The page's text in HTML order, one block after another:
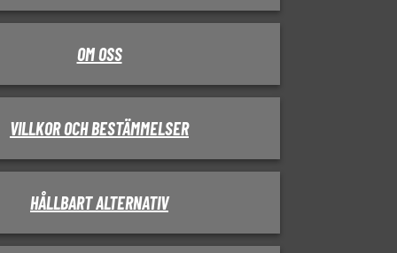
OM OSS
VILLKOR OCH BESTÄMMELSER
HÅLLBART ALTERNATIV